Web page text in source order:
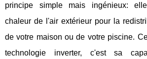
principe simple mais ingénieux:
chaleur de l'air extérieur pour la
de votre maison ou de votre piscine.
technologie inverter, c'est sa